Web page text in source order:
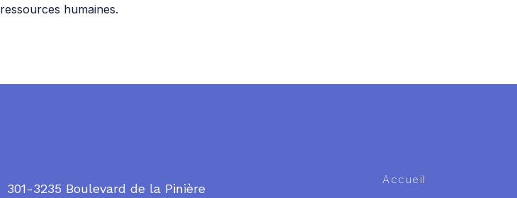
ressources humaines.
301-3235 Boulevard de la Pinière
Accueil